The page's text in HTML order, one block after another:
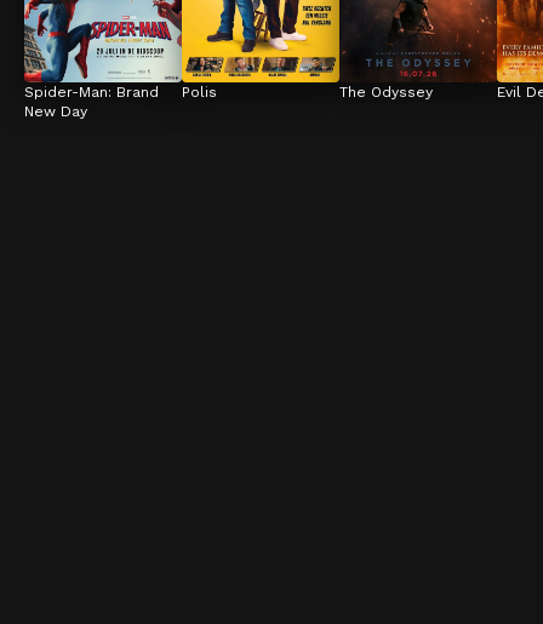
Spider-Man: Brand
New Day
Polis The Odyssey Evil